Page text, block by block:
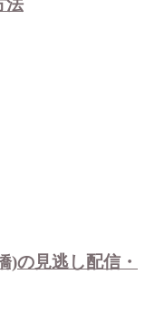
法
)の見逃し配信・